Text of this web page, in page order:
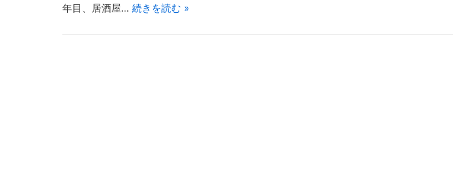
年目、居酒屋… 続きを読む »